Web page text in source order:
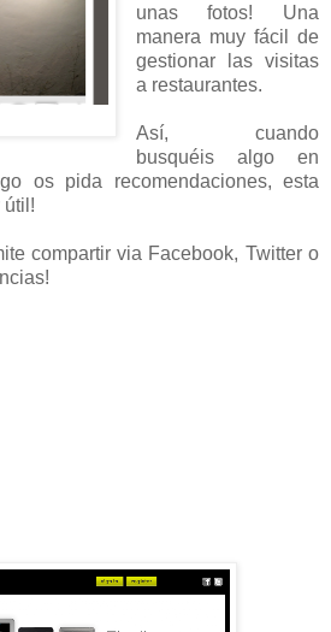
unas fotos! Una
manera muy fácil de
gestionar las visitas
a restaurantes.
Así, cuando
busquéis algo en
os pida recomendaciones, esta
útil!
compartir via Facebook, Twitter o